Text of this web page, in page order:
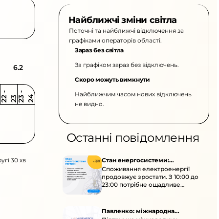
6.2
2 2
-
2 3 2 3
-
2 4
30 хв
Найближчі зміни світла
Поточні та найближчі відключення за
графіками операторів області.
Зараз без світла
За графіком зараз без відключень.
Скоро можуть вимкнути
Найближчим часом нових відключень
не видно.
Останні повідомлення
Стан енергосистеми:
споживання зростає
Споживання електроенергії
продовжує зростати. З 10:00 до
23:00 потрібне ощадливе
енергоспоживання, а
перенести на нічні години.
Павленко: міжнародна